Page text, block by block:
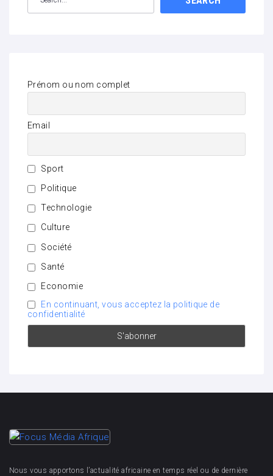
Prénom ou nom complet
Email
Sport
Politique
Technologie
Culture
Société
Santé
Economie
En continuant, vous acceptez la politique de
confidentialité
Nous vous apportons l’actualité africaine en temps réel ou de dernière